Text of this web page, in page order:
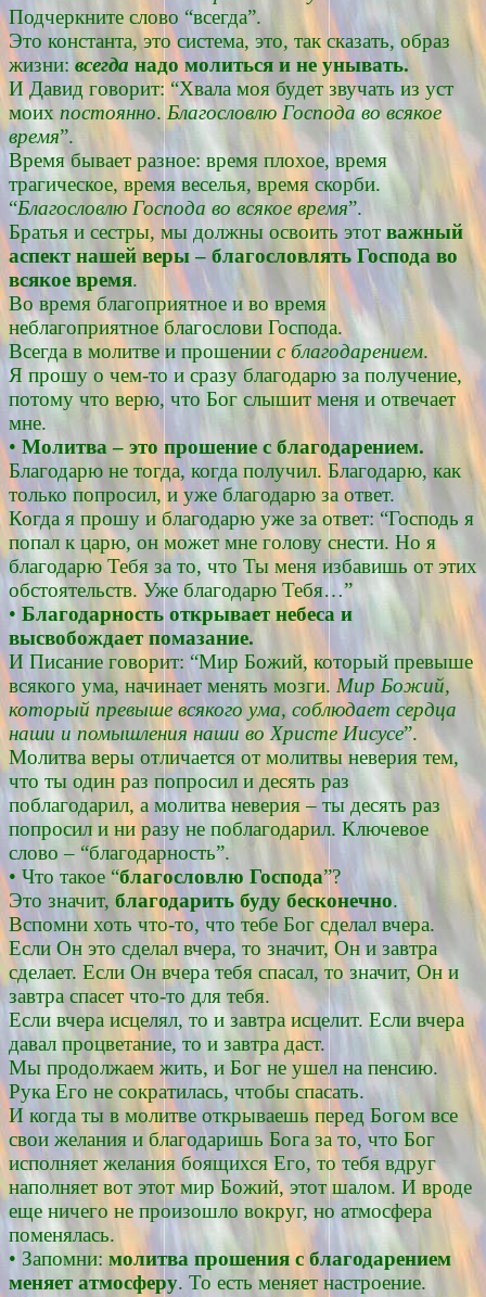
Подчеркните слово “всегда”.
Это константа, это система, это, так сказать, образ
жизни:всегда надо молиться и не унывать.
И Давид говорит: “Хвала моя будет звучать из уст
моих постоянно. Благословлю Господа во всякое
время”.
Время бывает разное: время плохое, время
трагическое, время веселья, время скорби.
“Благословлю Господа во всякое время”.
Братья и сестры, мы должны освоить этот важный
аспект нашей веры – благословлять Господа во
всякое время.
Во время благоприятное и во время
неблагоприятное благослови Господа.
Всегда в молитве и прошении с благодарением.
Я прошу о чем-то и сразу благодарю за получение,
потому что верю, что Бог слышит меня и отвечает
мне.
• Молитва – это прошение с благодарением.
Благодарю не тогда, когда получил. Благодарю, как
только попросил, и уже благодарю за ответ.
Когда я прошу и благодарю уже за ответ: “Господь я
попал к царю, он может мне голову снести. Но я
благодарю Тебя за то, что Ты меня избавишь от этих
обстоятельств. Уже благодарю Тебя…”
• Благодарность открывает небеса и
высвобождает помазание.
И Писание говорит: “Мир Божий, который превыше
всякого ума, начинает менять мозги.Мир Божий,
который превыше всякого ума, соблюдает сердца
наши и помышления наши во Христе Иисусе”.
Молитва веры отличается от молитвы неверия тем,
что ты один раз попросил и десять раз
поблагодарил, а молитва неверия – ты десять раз
попросил и ни разу не поблагодарил. Ключевое
слово – “благодарность”.
• Что такое “благословлю Господа”?
Это значит, благодарить буду бесконечно.
Вспомни хоть что-то, что тебе Бог сделал вчера.
Если Он это сделал вчера, то значит, Он и завтра
сделает. Если Он вчера тебя спасал, то значит, Он и
завтра спасет что-то для тебя.
Если вчера исцелял, то и завтра исцелит. Если вчера
давал процветание, то и завтра даст.
Мы продолжаем жить, и Бог не ушел на пенсию.
Рука Его не сократилась, чтобы спасать.
И когда ты в молитве открываешь перед Богом все
свои желания и благодаришь Бога за то, что Бог
исполняет желания боящихся Его, то тебя вдруг
наполняет вот этот мир Божий, этот шалом. И вроде
еще ничего не произошло вокруг, но атмосфера
поменялась.
• Запомни:молитва прошения с благодарением
меняет атмосферу. То есть меняет настроение.